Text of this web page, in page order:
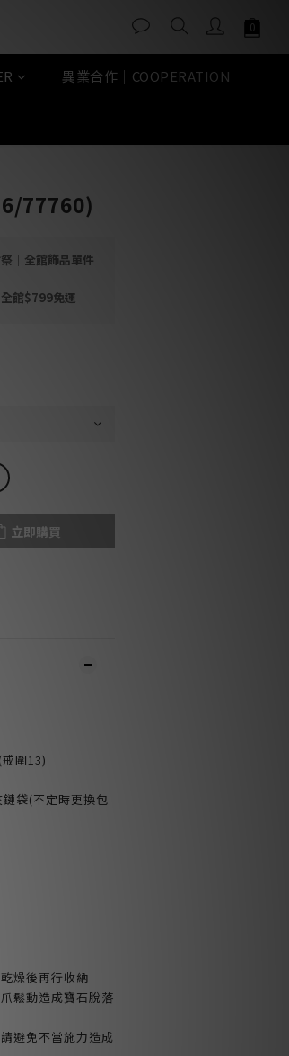
異業合作｜COOPERATION
77760)
｜全館飾品單件
館$799免運
立即購買
戒圍13)
袋(不定時更換包
燥後再行收納
鬆動造成寶石脫落
避免不當施力造成